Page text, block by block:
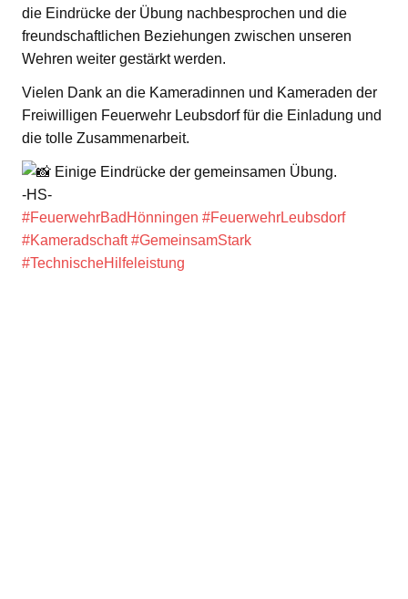
die Eindrücke der Übung nachbesprochen und die
freundschaftlichen Beziehungen zwischen unseren
Wehren weiter gestärkt werden.
Vielen Dank an die Kameradinnen und Kameraden der
Freiwilligen Feuerwehr Leubsdorf für die Einladung und
die tolle Zusammenarbeit.
Einige Eindrücke der gemeinsamen Übung.
-HS-
#FeuerwehrBadHönningen #FeuerwehrLeubsdorf
#Kameradschaft #GemeinsamStark
#TechnischeHilfeleistung